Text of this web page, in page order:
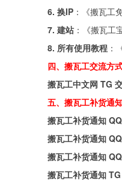
6. 换IP ：《搬瓦工
7. 建站 ：《搬瓦工
8. 所有使用教程 ：
四、搬瓦工交流方
搬瓦工中文网 TG
五、搬瓦工补货通
搬瓦工补货通知
搬瓦工补货通知
搬瓦工补货通知
搬瓦工补货通知